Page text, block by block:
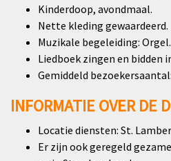
Kinderdoop, avondmaal.
Nette kleding gewaardeerd.
Muzikale begeleiding: Orgel.
Liedboek zingen en bidden
Gemiddeld
INFORMATIE OVER DE
Locatie diensten: St.
Er zijn ook geregeld